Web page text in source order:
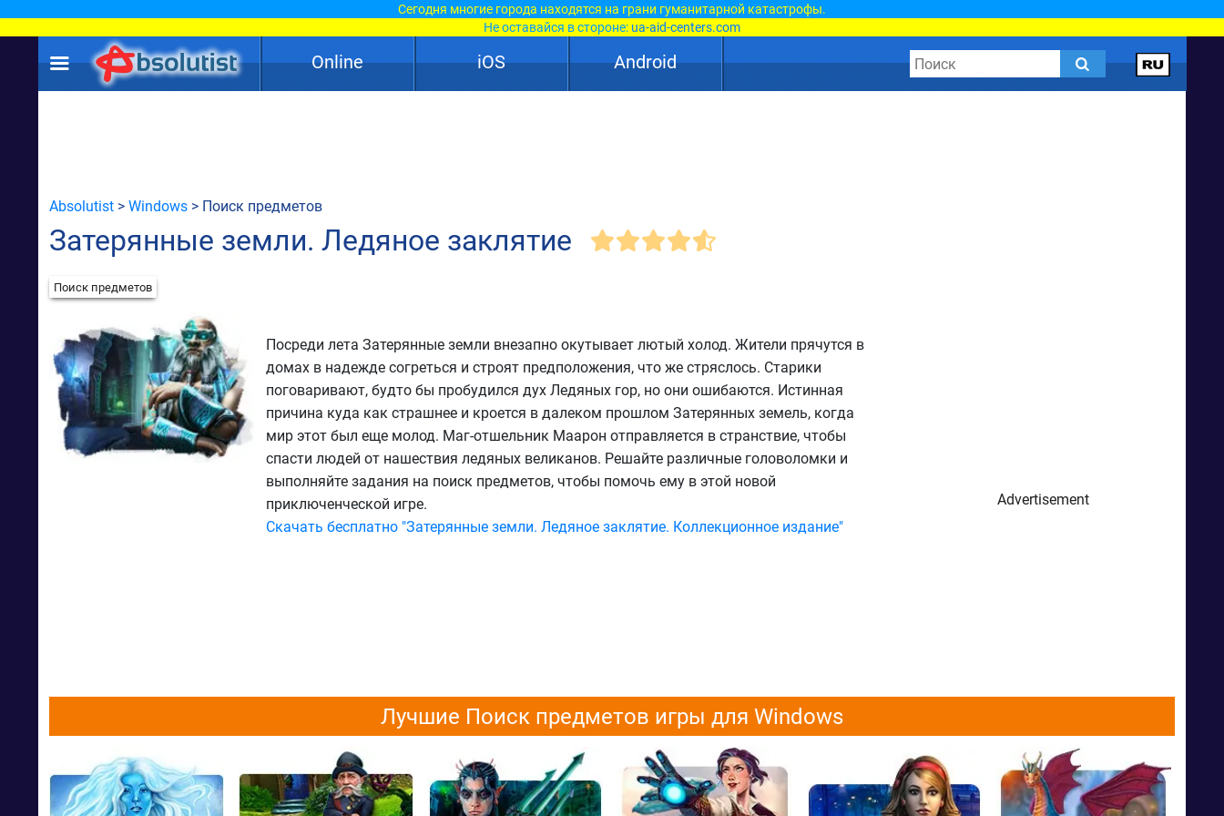
Сегодня многие города находятся на грани гуманитарной катастрофы.
Не оставайся в стороне: ua-aid-centers.com
Online iOS Android
Absolutist > Windows > Поиск предметов
Затерянные земли. Ледяное заклятие
Поиск предметов
Посреди лета Затерянные земли внезапно окутывает лютый холод. Жители прячутся в
домах в надежде согреться и строят предположения, что же стряслось. Старики
поговаривают, будто бы пробудился дух Ледяных гор, но они ошибаются. Истинная
причина куда как страшнее и кроется в далеком прошлом Затерянных земель, когда
мир этот был еще молод. Маг-отшельник Маарон отправляется в странствие, чтобы
спасти людей от нашествия ледяных великанов. Решайте различные головоломки и
выполняйте задания на поиск предметов, чтобы помочь ему в этой новой
приключенческой игре.
Скачать бесплатно "Затерянные земли. Ледяное заклятие. Коллекционное издание"
Advertisement
Лучшие Поиск предметов игры для Windows